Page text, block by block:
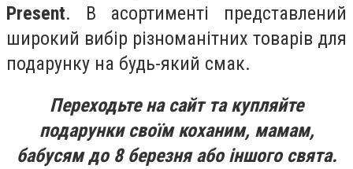
Present. В асортименті представлений
широкий вибір різноманітних товарів для
подарунку на будь-який смак.
Переходьте на сайт та купляйте
подарунки своїм коханим, мамам,
бабусям до 8 березня або іншого свята.